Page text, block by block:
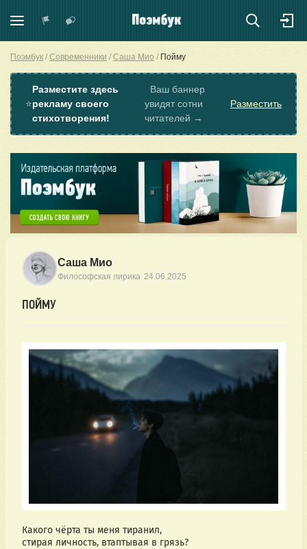
Поэмбук Современники Саша Мио Пойму
⭐
Разместите здесь
рекламу своего
стихотворения!
Ваш баннер
увидят сотни
читателей →
Разместить
Саша Мио
Философская лирика·24.06.2025
ПОЙМУ
Какого чёрта ты меня тиранил,
стирая личность, втаптывая в грязь?